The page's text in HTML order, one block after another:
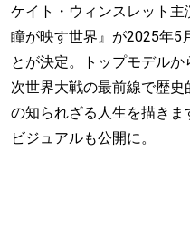
ケイト・ウィンスレット
瞳が映す世界』が2025年5
とが決定。トップモデル
次世界大戦の最前線で歴
の知られざる人生を描き
ビジュアルも公開に。